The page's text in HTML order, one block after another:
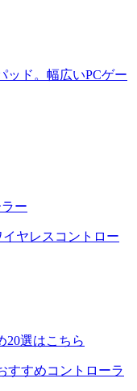
ッド。幅広いPCゲー
ー
ヤレスコントロー
20選はこちら
すすめコントローラ